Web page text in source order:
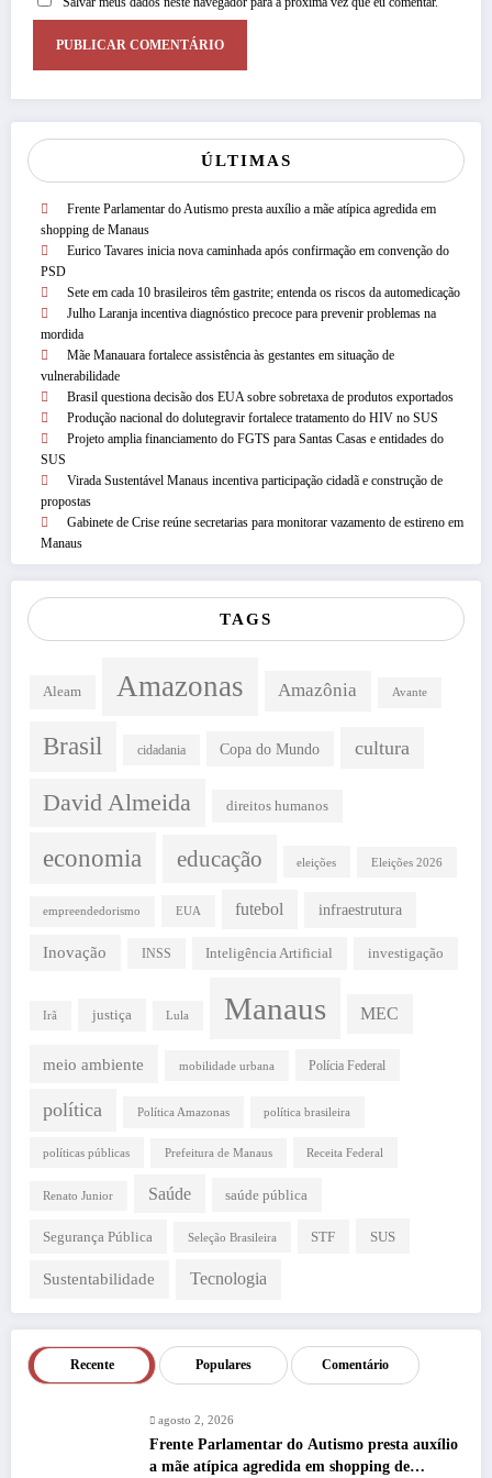
ÚLTIMAS
Frente Parlamentar do Autismo presta auxílio a mãe atípica agredida em
shopping de Manaus
Eurico Tavares inicia nova caminhada após confirmação em convenção do
PSD
Sete em cada 10 brasileiros têm gastrite; entenda os riscos da automedicação
Julho Laranja incentiva diagnóstico precoce para prevenir problemas na
mordida
Mãe Manauara fortalece assistência às gestantes em situação de
vulnerabilidade
Brasil questiona decisão dos EUA sobre sobretaxa de produtos exportados
Produção nacional do dolutegravir fortalece tratamento do HIV no SUS
Projeto amplia financiamento do FGTS para Santas Casas e entidades do
SUS
Virada Sustentável Manaus incentiva participação cidadã e construção de
propostas
Gabinete de Crise reúne secretarias para monitorar vazamento de estireno em
Manaus
TAGS
Aleam Amazonas Amazônia Avante
Brasil cidadania Copa do Mundo cultura
David Almeida direitos humanos
economia educação eleições Eleições 2026
empreendedorismo EUA futebol infraestrutura
Inovação INSS Inteligência Artificial investigação
Irã justiça Lula Manaus MEC
meio ambiente mobilidade urbana Polícia Federal
política Política Amazonas política brasileira
políticas públicas Prefeitura de Manaus Receita Federal
Renato Junior Saúde saúde pública
Segurança Pública Seleção Brasileira STF SUS
Sustentabilidade Tecnologia
Recente Populares Comentário
agosto 2, 2026
Frente Parlamentar do Autismo presta auxílio
a mãe atípica agredida em shopping de